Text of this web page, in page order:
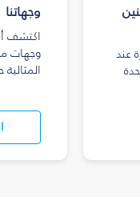
عند
وجهاتنا
اكتشف
وجهات